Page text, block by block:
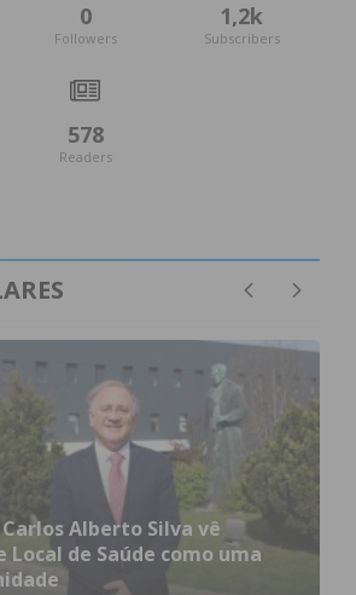
0
Followers
1,2k
Subscribers
578
Readers
Carlos Alberto Silva vê
Local de Saúde como uma